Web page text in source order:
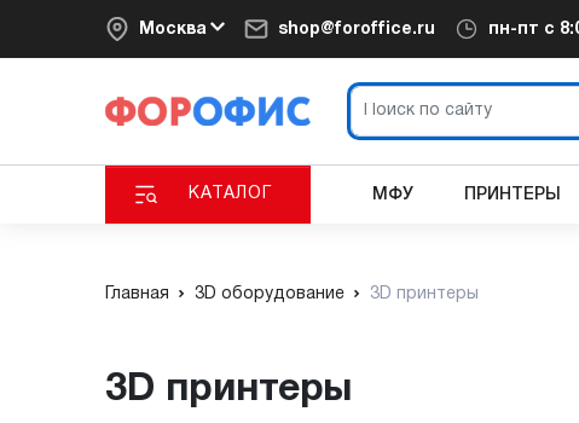
Москва shop@foroffice.ru пн-пт с
КАТАЛОГ МФУ ПРИНТЕРЫ
Главная 3D оборудование 3D принтеры
3D принтеры